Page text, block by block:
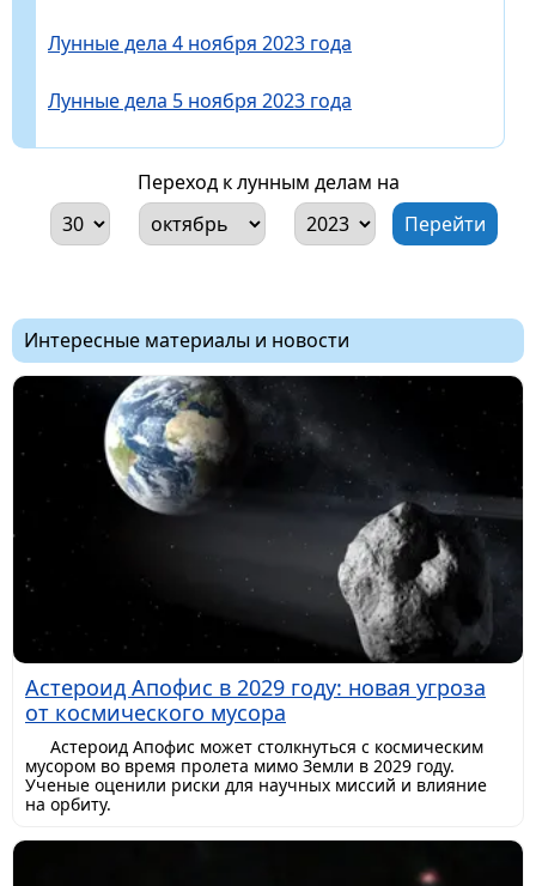
Лунные дела 4 ноября 2023 года
Лунные дела 5 ноября 2023 года
Переход к лунным делам на
Интересные материалы и новости
Астероид Апофис в 2029 году: новая угроза
от космического мусора
Астероид Апофис может столкнуться с космическим
мусором во время пролета мимо Земли в 2029 году.
Ученые оценили риски для научных миссий и влияние
на орбиту.